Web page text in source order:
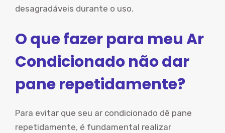
desagradáveis durante o uso.
O que fazer para meu Ar
Condicionado não dar
pane repetidamente?
Para evitar que seu ar condicionado dê pane
repetidamente, é fundamental realizar